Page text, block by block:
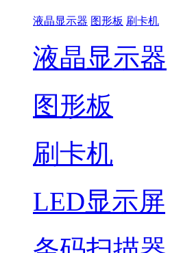
液晶显示器 图形板 刷卡机
液晶显示器
图形板
刷卡机
LED显示屏